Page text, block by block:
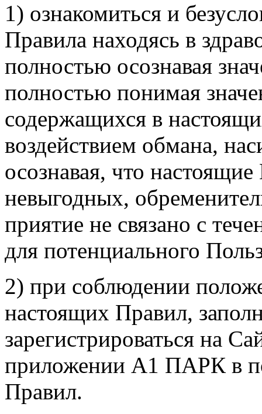
1) ознакомиться и
Правила находясь в
полностью осознавая
полностью понимая
содержащихся в
воздействием обмана,
осознавая, что
невыгодных,
приятие не связано с
для потенциального
2) при соблюдении
настоящих Правил,
зарегистрироваться на
приложении А1 ПАРК в
Правил.